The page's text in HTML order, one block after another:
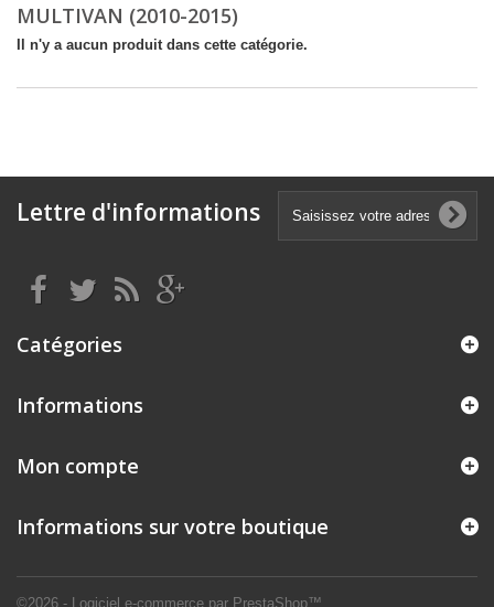
MULTIVAN (2010-2015)
Il n'y a aucun produit dans cette catégorie.
Lettre d'informations
Catégories
Informations
©2026 - Logiciel e-commerce par PrestaShop™
Mon compte
Informations sur votre boutique